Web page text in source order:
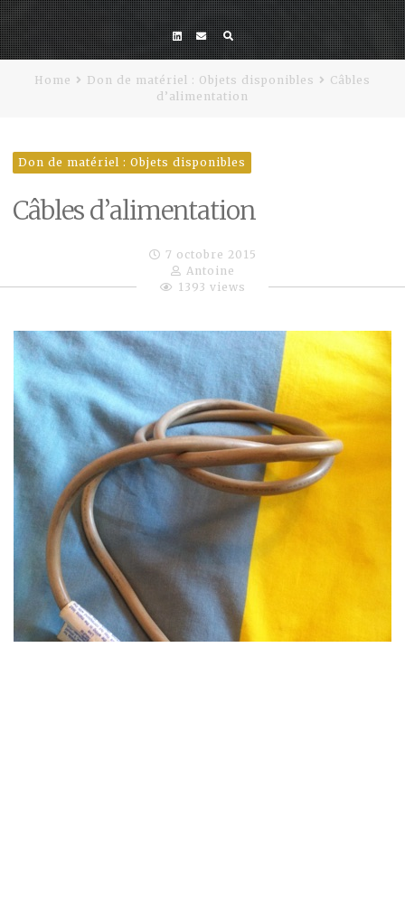
LinkedinEmail
Home Don de matériel : Objets disponibles
Câbles
d’alimentation
Don de matériel : Objets disponibles
Câbles d’alimentation
7 octobre 2015
Antoine
1393 views